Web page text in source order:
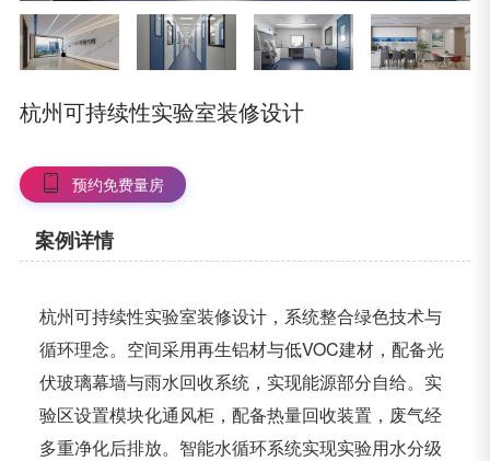
杭州可持续性实验室装修设计
预约免费量房
案例详情
杭州可持续性实验室装修设计，系统整合绿色技术与
循环理念。空间采用再生铝材与低VOC建材，配备光
伏玻璃幕墙与雨水回收系统，实现能源部分自给。实
验区设置模块化通风柜，配备热量回收装置，废气经
多重净化后排放。智能水循环系统实现实验用水分级